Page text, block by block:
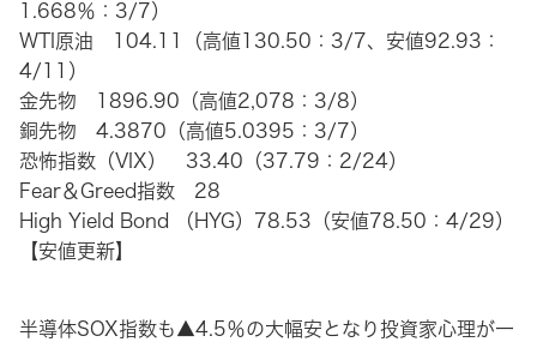
1.668％：3/7）
WTI原油 104.11（高値130.50：3/7、安値92.93：
4/11）
金先物 1896.90（高値2,078：3/8）
銅先物 4.3870（高値5.0395：3/7）
恐怖指数（VIX） 33.40（37.79：2/24）
Fear＆Greed指数 28
High Yield Bond （HYG）78.53（安値78.50：4/29）
【安値更新】
半導体SOX指数も▲4.5％の大幅安となり投資家心理が一